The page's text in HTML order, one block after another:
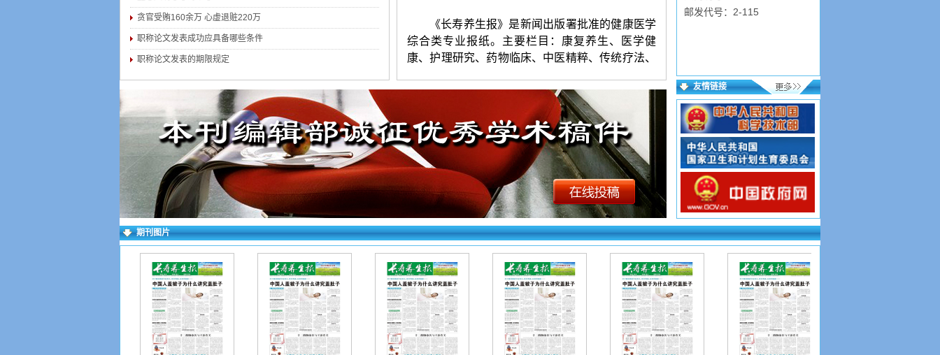
贪官受贿160余万 心虚退赃220万
职称论文发表成功应具备哪些条件
职称论文发表的期限规定
《长寿养生报》是新闻出版署批准的健康医学
综合类专业报纸。主要栏目：康复养生、医学健
康、护理研究、药物临床、中医精粹、传统疗法、
《长寿养生报》投稿须知：
1.投稿要求：观点新颖，层次清楚，语言简
练，数据准确，图表清晰。字数以1500-8000字符
（可发论文）为宜。署名不超过3人。第一作者附
简介。来稿保证无抄袭，严禁一稿多投。编辑部有
权对录用稿件进行适当修删。
2.投稿方法：网站首页点击“在线投稿”，按要
求逐项填写相关信息，上传word格式文档。投好在
右上角查询，看到名字和编号为成功，看不到则为
失败。初审录用稿件，加对接编辑Q时，验证写第
《长寿养生报》（文章快速发表
投稿网址如
下：
http://www.fbtbk.vip/products.asp?
id=7109
邮发代号：2-115
友情链接
期刊图片